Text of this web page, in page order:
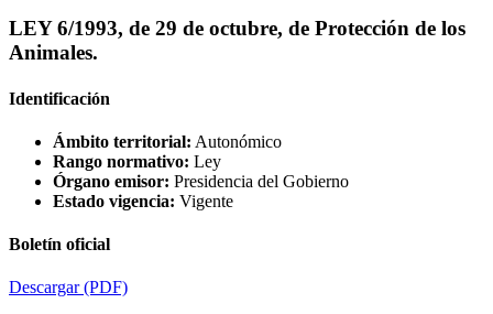
LEY 6/1993, de 29 de octubre, de Protección de los
Animales.
Identificación
Ámbito territorial: Autonómico
Rango normativo: Ley
Órgano emisor: Presidencia del Gobierno
Estado vigencia: Vigente
Boletín oficial
Descargar(PDF)